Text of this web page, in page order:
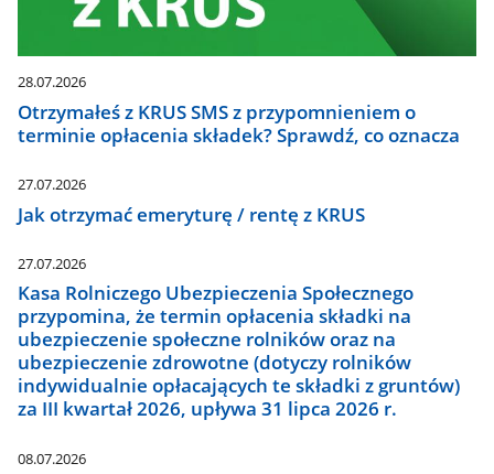
28.07.2026
Otrzymałeś z KRUS SMS z przypomnieniem o
terminie opłacenia składek? Sprawdź, co oznacza
27.07.2026
Jak otrzymać emeryturę / rentę z KRUS
27.07.2026
Kasa Rolniczego Ubezpieczenia Społecznego
przypomina, że termin opłacenia składki na
ubezpieczenie społeczne rolników oraz na
ubezpieczenie zdrowotne (dotyczy rolników
indywidualnie opłacających te składki z gruntów)
za III kwartał 2026, upływa 31 lipca 2026 r.
08.07.2026